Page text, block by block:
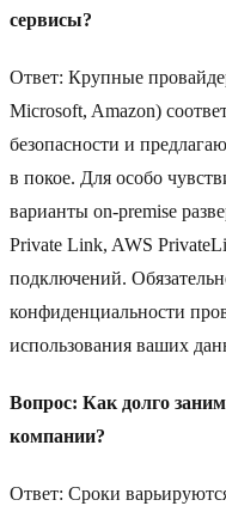
сервисы?
Ответ: Крупные
Microsoft, Amazon)
безопасности и
в покое. Для особо
варианты on-premise
Private Link, AWS
подключений.
конфиденциальности
использования ваших
Вопрос: Как долго
компании?
Ответ: Сроки